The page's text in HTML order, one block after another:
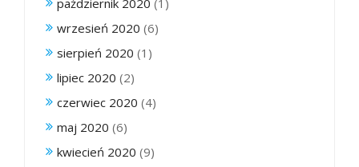
październik 2020 (1)
wrzesień 2020 (6)
sierpień 2020 (1)
lipiec 2020 (2)
czerwiec 2020 (4)
maj 2020 (6)
kwiecień 2020 (9)